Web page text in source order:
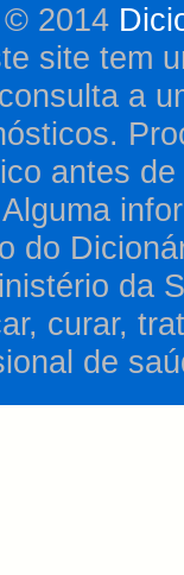
2014
site tem
a
antes
do
da
curar,
de